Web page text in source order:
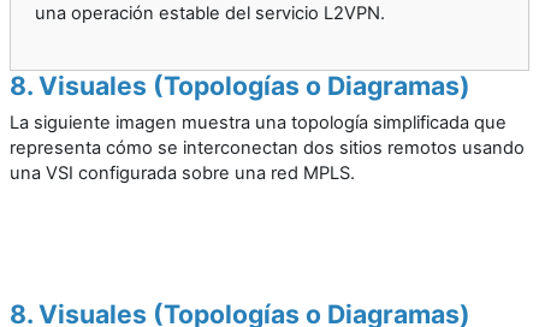
una operación estable del servicio L2VPN.
8. Visuales (Topologías o Diagramas)
La siguiente imagen muestra una topología simplificada que
representa cómo se interconectan dos sitios remotos usando
una VSI configurada sobre una red MPLS.
8. Visuales (Topologías o Diagramas)